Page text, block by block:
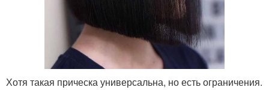
Хотя такая прическа универсальна, но есть ограничения.